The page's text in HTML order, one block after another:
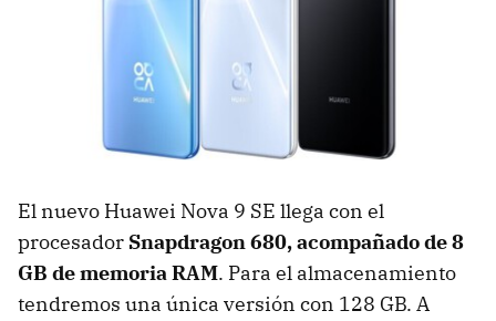
El nuevo Huawei Nova 9 SE llega con el
procesador Snapdragon 680, acompañado de 8
GB de memoria RAM. Para el almacenamiento
tendremos una única versión con 128 GB. A